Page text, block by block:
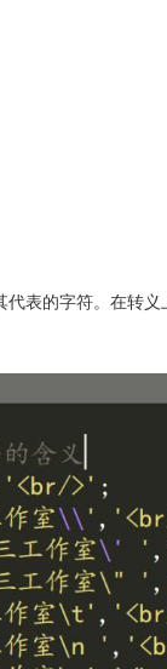
表的字符。在转